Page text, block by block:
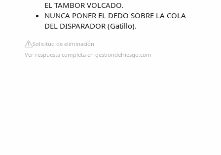
EL TAMBOR VOLCADO.
NUNCA PONER EL DEDO SOBRE LA COLA
DEL DISPARADOR (Gatillo).
Solicitud de eliminación
Ver respuesta completa en gestiondelriesgo.com